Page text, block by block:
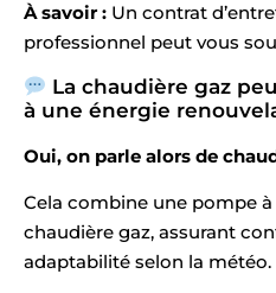
À savoir : Un contrat
professionnel peut vous
La chaudière gaz
à une énergie
Oui, on parle alors de
Cela combine une pompe
chaudière gaz, assurant
adaptabilité selon la météo.